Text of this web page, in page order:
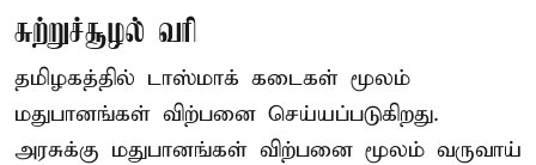
சுற்றுச்சூழல் வரி
தமிழகத்தில் டாஸ்மாக் கடைகள் மூலம்
மதுபானங்கள் விற்பனை செய்யப்படுகிறது.
அரசுக்கு மதுபானங்கள் விற்பனை மூலம் வருவாய்